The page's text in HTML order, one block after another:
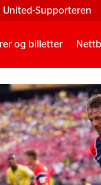
United-Supporteren
og billetter